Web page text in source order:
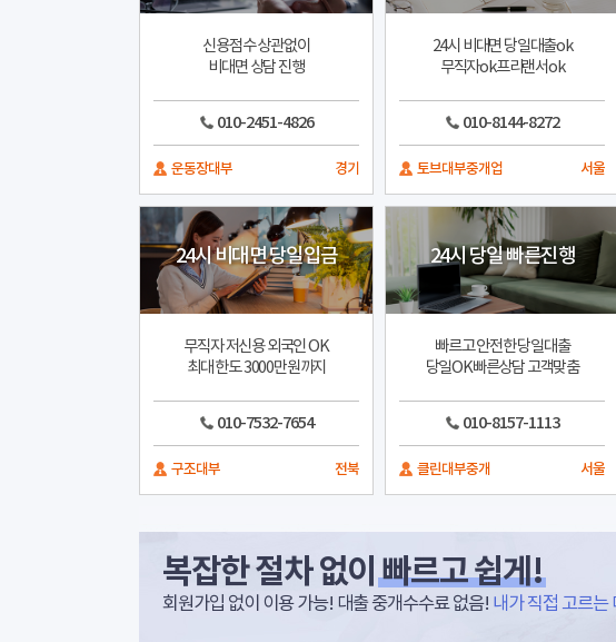
신용점수 상관없이
비대면 상담 진행
010-2451-4826
운동장대부 경기
24시 비대면 당일대출ok
무직자ok프리랜서ok
010-8144-8272
토브대부중개업 서울
24시 비대면 당일입금
무직자 저신용 외국인 OK
최대 한도 3000만원까지
010-7532-7654
구조대부 전북
24시 당일 빠른진행
빠르고 안전한 당일대출
당일OK빠른상담 고객맞춤
010-8157-1113
클린대부중개 서울
복잡한 절차 없이빠르고 쉽게!
회원가입 없이 이용 가능! 대출 중개수수료 없음! 내가 직접 고르는